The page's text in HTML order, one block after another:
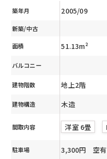
築年月 2005/09
新築/中古
面積 51.13m²
バルコニー
建物階数 地上2階
建物構造 木造
間取内容 洋室 6畳
駐車場 3,300円 空有